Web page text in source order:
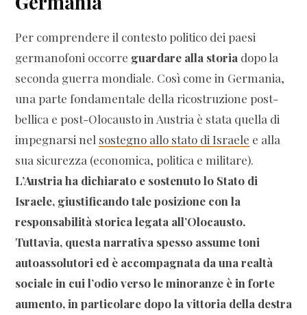
Per comprendere il contesto politico dei paesi
germanofoni occorre guardare alla storia dopo la
seconda guerra mondiale. Così come in Germania,
una parte fondamentale della ricostruzione post-
bellica e post-Olocausto in Austria è stata quella di
impegnarsi nel sostegno allo stato di Israele e alla
sua sicurezza (economica, politica e militare).
L’Austria ha dichiarato e sostenuto lo Stato di
Israele, giustificando tale posizione con la
responsabilità storica legata all’Olocausto.
Tuttavia, questa narrativa spesso assume toni
autoassolutori ed è accompagnata da una realtà
sociale in cui l’odio verso le minoranze è in forte
aumento, in particolare dopo la vittoria della destra